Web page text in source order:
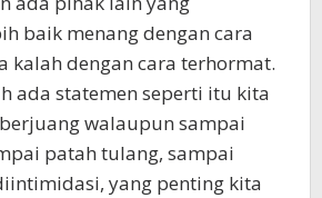
baik menang dengan cara
kalah dengan cara terhormat.
ada statemen seperti itu kita
walaupun sampai
patah tulang, sampai
yang penting kita